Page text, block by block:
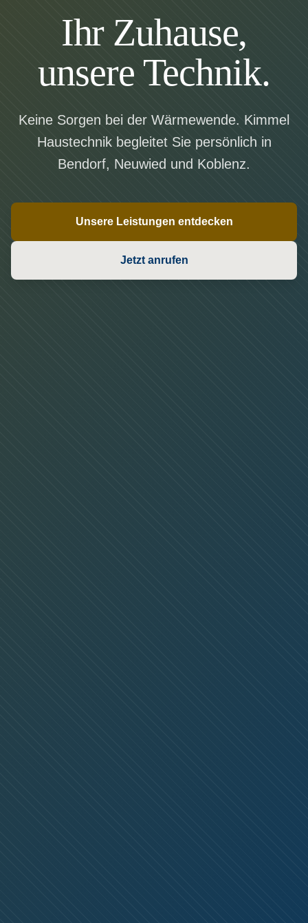
Ihr Zuhause,
unsere Technik.
Keine Sorgen bei der Wärmewende. Kimmel
Haustechnik begleitet Sie persönlich in
Bendorf, Neuwied und Koblenz.
Unsere Leistungen entdecken
Jetzt anrufen